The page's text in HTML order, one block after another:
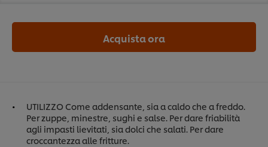
UTILIZZO Come addensante, sia a caldo che a freddo.
Per zuppe, minestre, sughi e salse. Per dare friabilità
agli impasti lievitati, sia dolci che salati. Per dare
croccantezza alle fritture.
Acquista ora